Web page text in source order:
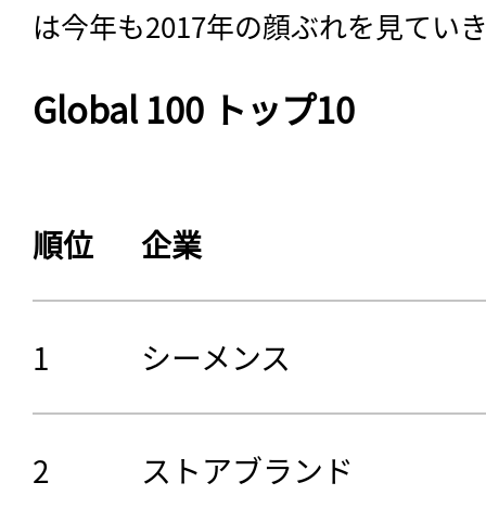
は今年も2017年の顔ぶれを見てい
Global 100 トップ10
順位 企業
1 シーメンス
2 ストアブランド